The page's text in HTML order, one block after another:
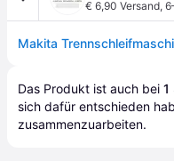
€ 6,90 Versand,
Makita
Das Produkt ist auch bei 1
sich dafür entschieden
zusammenzuarbeiten.